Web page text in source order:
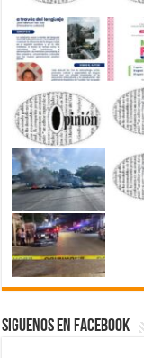
Siguenos en Facebook